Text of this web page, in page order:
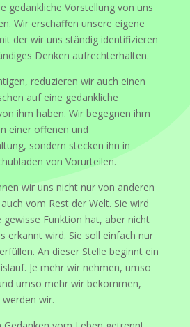
gedankliche Vorstellung von uns
Wir erschaffen unsere eigene
der wir uns ständig identifizieren
Denken aufrechterhalten.
reduzieren wir auch einen
auf eine gedankliche
ihm haben. Wir begegnen ihm
einer offenen und
sondern stecken ihn in
von Vorurteilen.
wir uns nicht nur von anderen
vom Rest der Welt. Sie wird
gewisse Funktion hat, aber nicht
erkannt wird. Sie soll einfach nur
An dieser Stelle beginnt ein
Je mehr wir nehmen, umso
umso mehr wir bekommen,
wir.